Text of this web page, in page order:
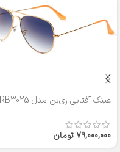
عینک آفتابی ری‌بن مدل RB3025
79,000,000تومان